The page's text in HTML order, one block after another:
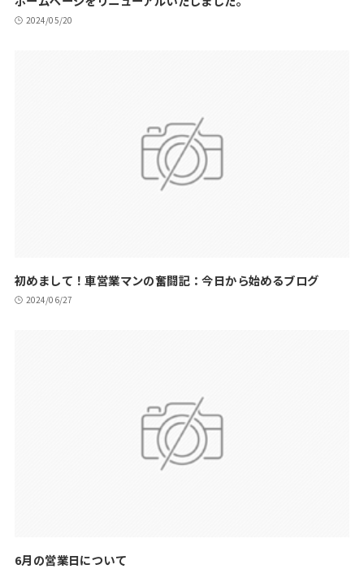
2024/05/20
初めまして！車営業マンの奮闘記：今日から始めるブログ
2024/06/27
6月の営業日について